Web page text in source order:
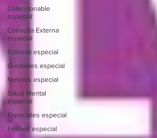
Coleccionable
especial
Consulta Externa
especial
Editorial especial
Gremiales especial
Noticias especial
Salud Mental
especial
Especiales especial
Perfiles especial